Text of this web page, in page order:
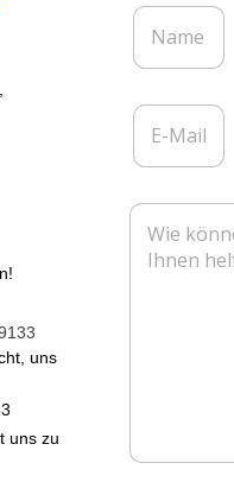
uns
uns zu
N
m
*
E
M
i
N